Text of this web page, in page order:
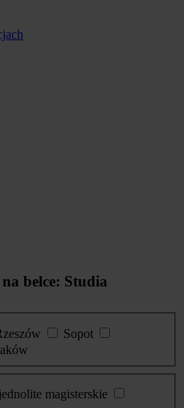
belce: Studia
Sopot
jednolite magisterskie